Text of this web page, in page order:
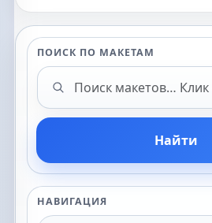
ПОИСК ПО МАКЕТАМ
Поиск макетов
Найти
НАВИГАЦИЯ